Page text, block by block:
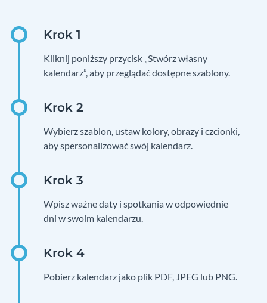
Kliknij poniższy przycisk „Stwórz własny
kalendarz”, aby przeglądać dostępne szablony.
Wybierz szablon, ustaw kolory, obrazy i czcionki,
aby spersonalizować swój kalendarz.
Wpisz ważne daty i spotkania w odpowiednie
dni w swoim kalendarzu.
Pobierz kalendarz jako plik PDF, JPEG lub PNG.